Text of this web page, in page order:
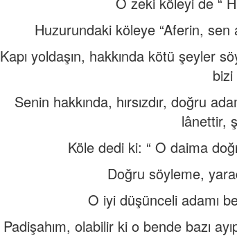
Huzurundaki köleye “Aferin, sen
Kapı yoldaşın, hakkında kötü şeyler
Senin hakkında, hırsızdır, doğru
lânettir,
Köle dedi ki: “ O daima
Doğru söyleme,
O iyi düşünceli adamı
Padişahım, olabilir ki o bende bazı